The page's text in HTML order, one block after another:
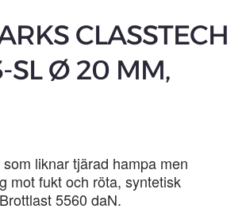
CLASSTECH
SL Ø 20 MM,
liknar tjärad hampa men
mot fukt och röta, syntetisk
5560 daN.